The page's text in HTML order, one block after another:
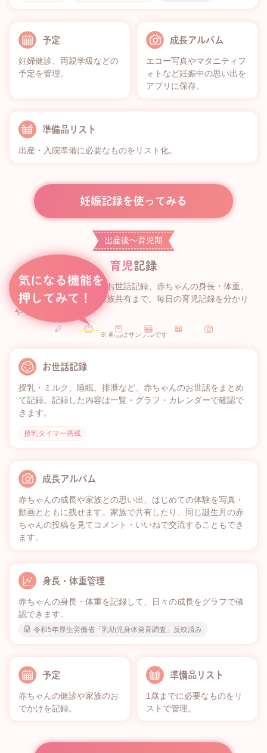
予定
妊婦健診、両親学級などの
予定を管理。
成長アルバム
エコー写真やマタニティフ
ォトなど妊娠中の思い出を
アプリに保存。
準備品リスト
出産・入院準備に必要なものをリスト化。
妊娠記録を使ってみる
出産後〜育児期
育児記録
授乳・睡眠・排泄などのお世話記録、赤ちゃんの身長・体重、
予定、成長アルバム、家族共有まで。毎日の育児記録を分かり
やすく残せます。
身長・体重 予定
※ 画面はサンプルです
お世話記録
授乳・ミルク、睡眠、排泄など、赤ちゃんのお世話をまとめ
て記録。記録した内容は一覧・グラフ・カレンダーで確認で
きます。
授乳タイマー搭載
成長アルバム
赤ちゃんの成長や家族との思い出、はじめての体験を写真・
動画とともに残せます。家族で共有したり、同じ誕生月の赤
ちゃんの投稿を見てコメント・いいねで交流することもでき
ます。
身長・体重管理
赤ちゃんの身長・体重を記録して、日々の成長をグラフで確
認できます。
令和5年厚生労働省「乳幼児身体発育調査」反映済み
予定
赤ちゃんの健診や家族のお
でかけを記録。
準備品リスト
1歳までに必要なものをリ
ストで管理。